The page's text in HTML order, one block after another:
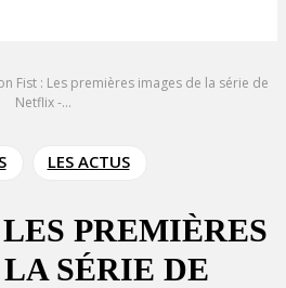
Fist : Les premières images de la série de
Netflix -...
LES ACTUS
PREMIÈRES
SÉRIE DE